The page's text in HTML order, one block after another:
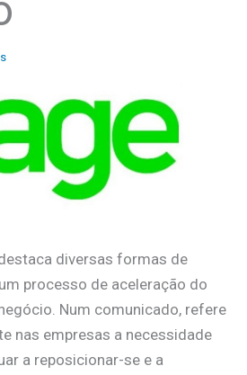
diversas formas de
processo de aceleração do
Num comunicado, refere
nas empresas a necessidade
a reposicionar-se e a